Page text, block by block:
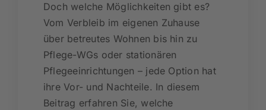
Doch welche Möglichkeiten gibt es?
Vom Verbleib im eigenen Zuhause
über betreutes Wohnen bis hin zu
Pflege-WGs oder stationären
Pflegeeinrichtungen – jede Option hat
ihre Vor- und Nachteile. In diesem
Beitrag erfahren Sie, welche